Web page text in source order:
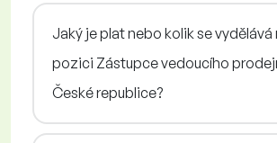
Jaký je plat nebo kolik se vydělává
pozici Zástupce vedoucího
České republice?